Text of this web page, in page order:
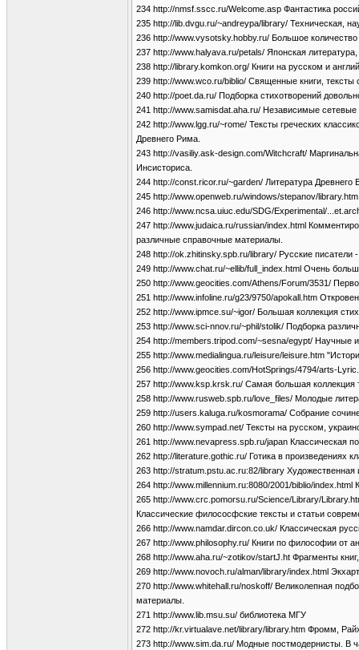
234 http://nmsf.sscc.ru/Welcome.asp Фантастика
235 http://lib.dvgu.ru/~andreypa/library/ Техническая,
236 http://www.vysotsky.hobby.ru/ Большое количество
237 http://www.halyava.ru/petals/ Японская
238 http://library.komkon.org/ Книги на русском и
239 http://www.wco.ru/biblio/ Священные книги, тексты
240 http://poet.da.ru/ Подборка стихотворений
241 http://www.samisdat.aha.ru/ Независимые сетевые
242 http://www.lgg.ru/~rome/ Тексты греческих
Древнего Рима.
243 http://vasiliy.ask-design.com/Witchcraft/
Инсисториса.
244 http://const.ricor.ru/~garden/ Литература Древнего
245 http://www.openweb.ru/windows/stepanov/
246 http://www.ncsa.uiuc.edu/SDG/Experimental/
247 http://www.judaica.ru/russian/index.html
различные справочные материалы.
248 http://ok.zhitinsky.spb.ru/library/ Русские писатели
249 http://www.chat.ru/~ellib/full_index.html Очень
250 http://www.geocities.com/Athens/Forum/3531/
251 http://www.infoline.ru/g23/9750/apokall.htm
252 http://www.ipmce.su/~igor/ Большая коллекция
253 http://www.sci-nnov.ru/~phil/stolik/ Подборка
254 http://members.tripod.com/~sesna/egypt/ Научные
255 http://www.medialingua.ru/leisure/leisure.htm
256 http://www.geocities.com/HotSprings/4794/arts-
257 http://www.ksp.krsk.ru/ Самая большая коллекция
258 http://www.rusweb.spb.ru/love_files/ Молодые
259 http://users.kaluga.ru/kosmorama/ Собрание
260 http://www.sympad.net/ Тексты на русском,
261 http://www.nevapress.spb.ru/japan Классическая
262 http://literature.gothic.ru/ Готика в произведениях
263 http://stratum.pstu.ac.ru:82/library Художественная
264 http://www.millennium.ru:8080/2001/biblio/index.html
265 http://www.crc.pomorsu.ru/Science/Library/
Классические филососфские тексты и статьи
266 http://www.namdar.dircon.co.uk/ Классическая
267 http://www.philosophy.ru/ Книги по философии от
268 http://www.aha.ru/~zotikov/startJ.ht Фрагменты
269 http://www.novoch.ru/alman/library/index.html
270 http://www.whitehall.ru/noskoff/ Великолепная
материалы.
271 http://www.lib.msu.su/ библиотека МГУ
272 http://kr.virtualave.net/library/library.htm Фромм,
273 http://www.sim.da.ru/ Модные постмодернисты. В